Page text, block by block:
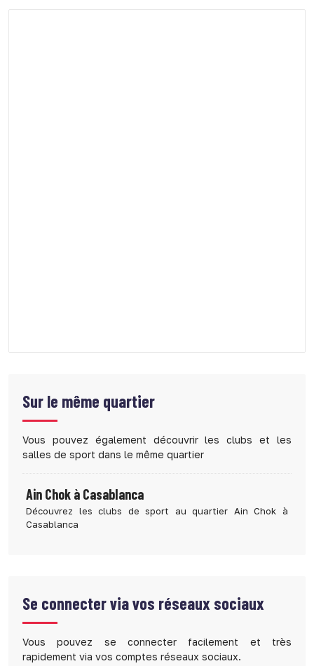
Sur le même quartier
Vous pouvez également découvrir les clubs et les
salles de sport dans le même quartier
Ain Chok à Casablanca
Découvrez les clubs de sport au quartier Ain Chok à
Casablanca
Se connecter via vos réseaux sociaux
Vous pouvez se connecter facilement et très
rapidement via vos comptes réseaux sociaux.